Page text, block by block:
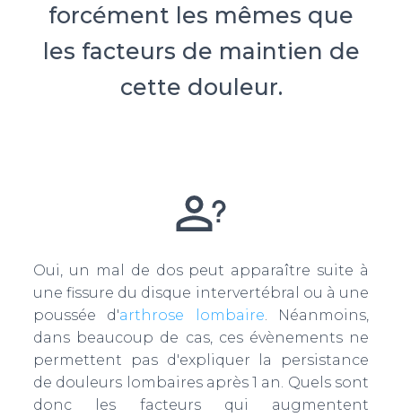
forcément les mêmes que
les facteurs de maintien de
cette douleur.
Oui, un mal de dos peut apparaître suite à
une fissure du disque intervertébral ou à une
poussée d'arthrose lombaire . Néanmoins,
dans beaucoup de cas, ces évènements ne
permettent pas d'expliquer la persistance
de douleurs lombaires après 1 an. Quels sont
donc les facteurs qui augmentent